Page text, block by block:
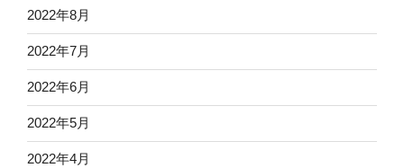
2022年8月
2022年7月
2022年6月
2022年5月
2022年4月